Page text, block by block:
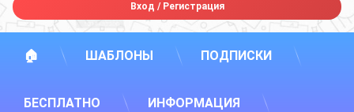
Вход /Регистрация
🏠 ШАБЛОНЫ ПОДПИСКИ
БЕСПЛАТНО ИНФОРМАЦИЯ